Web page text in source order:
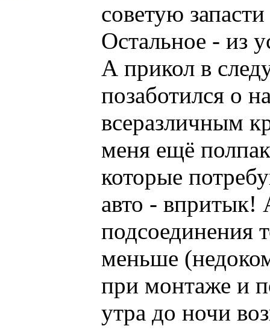
советую
Остальное - из
А прикол в
позаботился о
всеразличным
меня ещё
которые
авто - впритык!
подсоединения
меньше
при монтаже и
утра до ночи